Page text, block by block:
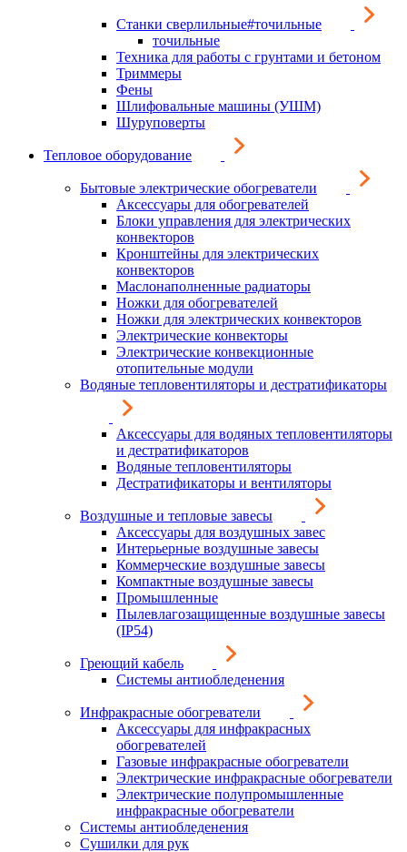
Станки сверлильные#точильные
точильные
Техника для работы с грунтами и бетоном
Триммеры
Фены
Шлифовальные машины (УШМ)
Шуруповерты
Тепловое оборудование
Бытовые электрические обогреватели
Аксессуары для обогревателей
Блоки управления для электрических
конвекторов
Кронштейны для электрических
конвекторов
Маслонаполненные радиаторы
Ножки для обогревателей
Ножки для электрических конвекторов
Электрические конвекторы
Электрические конвекционные
отопительные модули
Водяные тепловентиляторы и дестратификаторы
Аксессуары для водяных тепловентиляторы
и дестратификаторов
Водяные тепловентиляторы
Дестратификаторы и вентиляторы
Воздушные и тепловые завесы
Аксессуары для воздушных завес
Интерьерные воздушные завесы
Коммерческие воздушные завесы
Компактные воздушные завесы
Промышленные
Пылевлагозащищенные воздушные завесы
(IP54)
Греющий кабель
Системы антиобледенения
Инфракрасные обогреватели
Аксессуары для инфракрасных
обогревателей
Газовые инфракрасные обогреватели
Электрические инфракрасные обогреватели
Электрические полупромышленные
инфракрасные обогреватели
Системы антиобледенения
Сушилки для рук